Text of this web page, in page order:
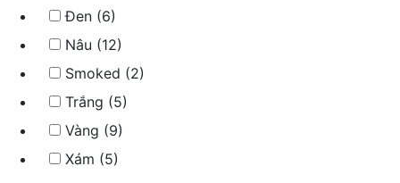
Đen (6)
Nâu (12)
Smoked (2)
Trắng (5)
Vàng (9)
Xám (5)